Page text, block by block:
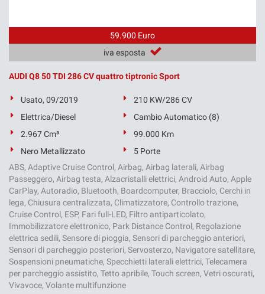
59.900 Euro
iva esposta
AUDI Q8 50 TDI 286 CV quattro tiptronic Sport
Usato, 09/2019
210 KW/286 CV
Elettrica/Diesel
Cambio Automatico (8)
2.967 Cm³
99.000 Km
Nero Metallizzato
5 Porte
ABS, Adaptive Cruise Control, Airbag, Airbag laterali, Airbag
Passeggero, Airbag testa, Alzacristalli elettrici, Android Auto, Apple
CarPlay, Autoradio, Bluetooth, Boardcomputer, Bracciolo, Cerchi in
lega, Chiusura centralizzata, Climatizzatore, Controllo trazione,
Cruise Control, ESP, Fari full-LED, Filtro antiparticolato,
Immobilizzatore elettronico, Park Distance Control, Regolazione
elettrica sedili, Sensore di pioggia, Sensori di parcheggio anteriori,
Sensori di parcheggio posteriori, Servosterzo, Navigatore satellitare,
Sospensioni pneumatiche, Specchietti laterali elettrici, Telecamera
per parcheggio assistito, Tetto apribile, Touch screen, Vetri oscurati,
Vivavoce, Volante multifunzione